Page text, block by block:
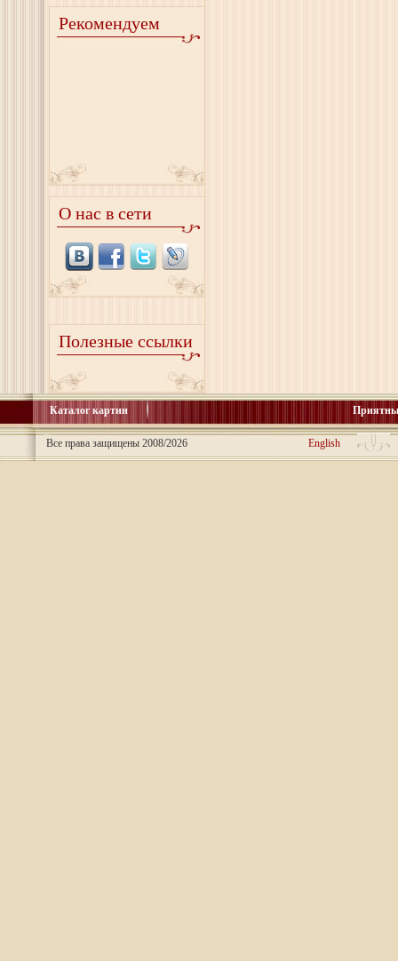
Рекомендуем
О нас в сети
Полезные ссылки
Каталог картин
Все права защищены 2008/2026 English